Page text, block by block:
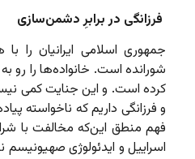
فرزانگی در برابرِ دشمن‌سازی
جمهوری اسلامی ایرانیان را
شورانده است. خانواده‌‌ها را رو
کرده است. و این جنایت کمی
و فرزانگی داریم که ناخواسته
فهم منطق این‌که مخالفت با
اسراییل و ایدئولوژی